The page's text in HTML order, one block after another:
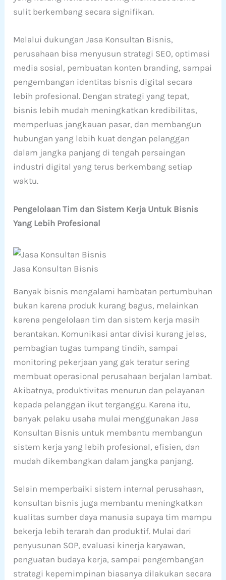
sulit berkembang secara signifikan.
Melalui dukungan Jasa Konsultan Bisnis,
perusahaan bisa menyusun strategi SEO, optimasi
media sosial, pembuatan konten branding, sampai
pengembangan identitas bisnis digital secara
lebih profesional. Dengan strategi yang tepat,
bisnis lebih mudah meningkatkan kredibilitas,
memperluas jangkauan pasar, dan membangun
hubungan yang lebih kuat dengan pelanggan
dalam jangka panjang di tengah persaingan
industri digital yang terus berkembang setiap
waktu.
Pengelolaan Tim dan Sistem Kerja Untuk Bisnis
Yang Lebih Profesional
Jasa Konsultan Bisnis
Banyak bisnis mengalami hambatan pertumbuhan
bukan karena produk kurang bagus, melainkan
karena pengelolaan tim dan sistem kerja masih
berantakan. Komunikasi antar divisi kurang jelas,
pembagian tugas tumpang tindih, sampai
monitoring pekerjaan yang gak teratur sering
membuat operasional perusahaan berjalan lambat.
Akibatnya, produktivitas menurun dan pelayanan
kepada pelanggan ikut terganggu. Karena itu,
banyak pelaku usaha mulai menggunakan Jasa
Konsultan Bisnis untuk membantu membangun
sistem kerja yang lebih profesional, efisien, dan
mudah dikembangkan dalam jangka panjang.
Selain memperbaiki sistem internal perusahaan,
konsultan bisnis juga membantu meningkatkan
kualitas sumber daya manusia supaya tim mampu
bekerja lebih terarah dan produktif. Mulai dari
penyusunan SOP, evaluasi kinerja karyawan,
penguatan budaya kerja, sampai pengembangan
strategi kepemimpinan biasanya dilakukan secara